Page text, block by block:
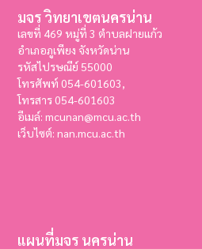
มจร วิทยาเขตนครน่าน
เลขที่ 469 หมู่ที่ 3 ตำบลฝายแก้ว
อำเภอภูเพียง จังหวัดน่าน
รหัสไปรษณีย์ 55000
โทรศัพท์ 054-601603,
โทรสาร054-601603
อีเมล์: mcunan@mcu.ac.th
เว็บไซต์: nan.mcu.ac.th
แผนที่มจร นครน่าน